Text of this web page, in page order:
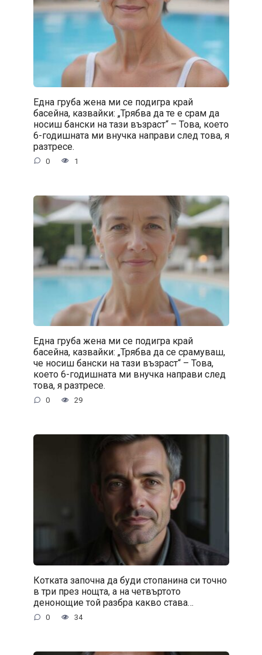
Една груба жена ми се подигра край
басейна, казвайки: „Трябва да те е срам да
носиш бански на тази възраст“ – Това, което
6-годишната ми внучка направи след това, я
разтресе.
0 1
Една груба жена ми се подигра край
басейна, казвайки: „Трябва да се срамуваш,
че носиш бански на тази възраст“ – Това,
което 6-годишната ми внучка направи след
това, я разтресе.
0 29
Котката започна да буди стопанина си точно
в три през нощта, а на четвъртото
денонощие той разбра какво става…
0 34